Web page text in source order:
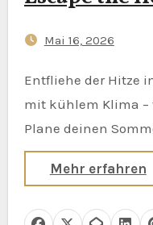
Mai 16, 2026
Entfliehe der Hitze im Juli 2026 mit 8 Reisezielen
mit kühlem Klima –
Plane deinen
Mehr erfahren